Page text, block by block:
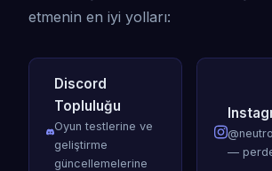
etmenin en iyi yolları:
Discord
Topluluğu
Oyun testlerine ve
geliştirme
güncellemelerine
—